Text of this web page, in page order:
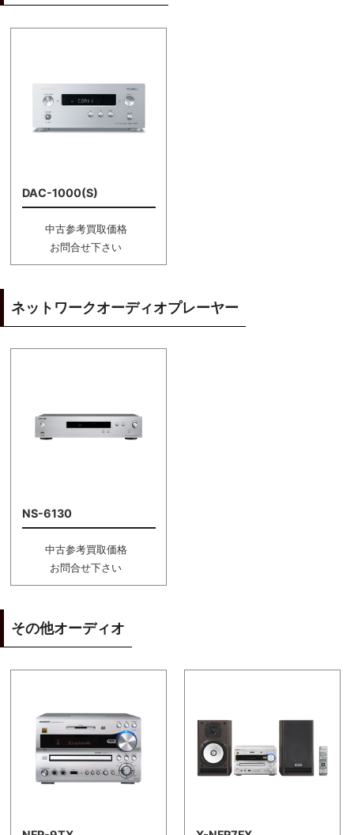
DAC-1000(S)
中古参考買取価格
お問合せ下さい
ネットワークオーディオプレーヤー
NS-6130
中古参考買取価格
お問合せ下さい
その他オーディオ